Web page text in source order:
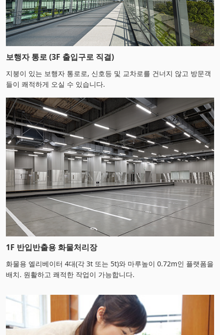
보행자 통로 (3F 출입구로 직결)
지붕이 있는 보행자 통로로, 신호등 및 교차로를 건너지 않고 방문객
들이 쾌적하게 오실 수 있습니다.
1F 반입반출용 화물처리장
화물용 엘리베이터 4대(각 3t 또는 5t)와 마루높이 0.72m인 플랫폼을
배치. 원활하고 쾌적한 작업이 가능합니다.